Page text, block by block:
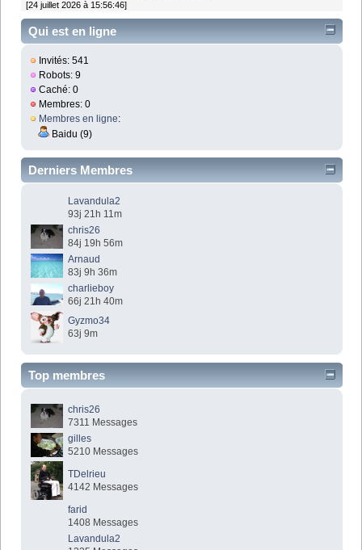
[24 juillet 2026 à 15:56:46]
Qui est en ligne
Invités: 541
Robots: 9
Caché: 0
Membres: 0
Membres en ligne:
Baidu (9)
Derniers Membres
Lavandula2
93j 21h 11m
chris26
84j 19h 56m
Arnaud
83j 9h 36m
charlieboy
66j 21h 40m
Gyzmo34
63j 9m
Top membres
chris26
7311 Messages
gilles
5210 Messages
TDelrieu
4142 Messages
farid
1408 Messages
Lavandula2